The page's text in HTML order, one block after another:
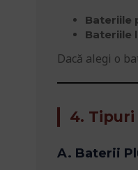
Bateriile
Bateriile
Dacă alegi o
4.
A. Baterii